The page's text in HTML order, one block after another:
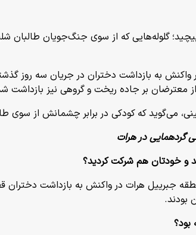
گلوله‌هایی که از سوی جنگ‌جویان
واکنش به بازداشت دختران در جریان سه روز
معترضان بر جاده ریخت و گروهی نیز بازداشت
می‌گوید که کودکی در برابر چشمانش از سوی
گردهمایی در هرات
و خودتان هم شرکت کردید؟
جبرییل هرات در واکنش به بازداشت
بودند.
بود؟